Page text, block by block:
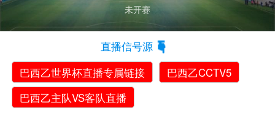
未开赛
直播信号源
巴西乙世界杯直播专属链接
巴西乙CCTV5
巴西乙主队VS客队直播